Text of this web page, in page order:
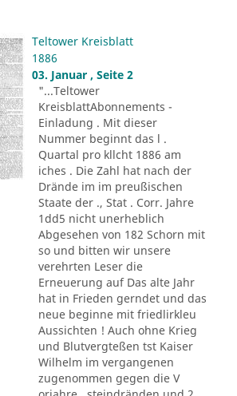
Teltower Kreisblatt
1886
03. Januar , Seite 2
"...Teltower
KreisblattAbonnements -
Einladung . Mit dieser
Nummer beginnt das l .
Quartal pro kllcht 1886 am
iches . Die Zahl hat nach der
Drände im im preußischen
Staate der ., Stat . Corr. Jahre
1dd5 nicht unerheblich
Abgesehen von 182 Schorn mit
so und bitten wir unsere
verehrten Leser die
Erneuerung auf Das alte Jahr
hat in Frieden gerndet und das
neue beginne mit friedlirkleu
Aussichten ! Auch ohne Krieg
und Blutvergteßen tst Kaiser
Wilhelm im vergangenen
zugenommen gegen die V